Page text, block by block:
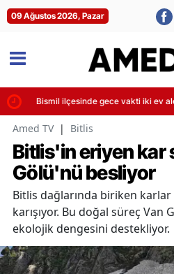
09 Ağustos 2026, Pazar
Bismil ilçesinde gece vakti iki ev
Amed TV | Bitlis
Bitlis'in eriyen kar
Gölü'nü besliyor
Bitlis dağlarında biriken
karışıyor. Bu doğal süreç Van
ekolojik dengesini destekliyor.